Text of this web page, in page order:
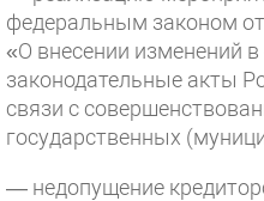
федеральным законом
«О внесении изменений
законодательные акты
связи с
государственных
— недопущение